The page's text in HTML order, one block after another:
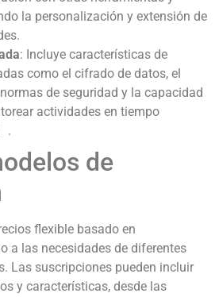
la personalización y extensión de
: Incluye características de
como el cifrado de datos, el
de seguridad y la capacidad
actividades en tiempo
.
de
flexible basado en
a las necesidades de diferentes
Las suscripciones pueden incluir
y características, desde las